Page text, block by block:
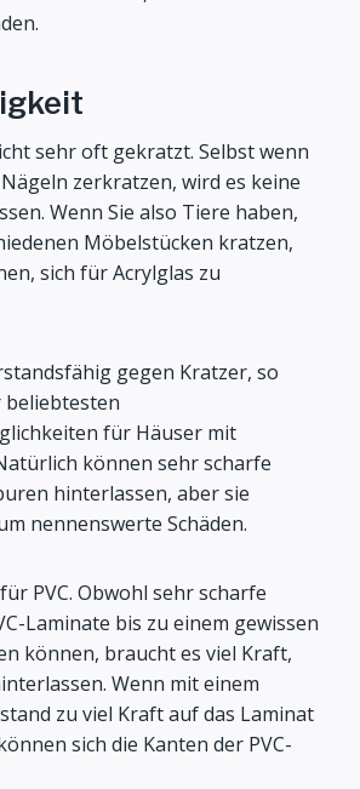
sehr oft gekratzt. Selbst wenn
zerkratzen, wird es keine
Wenn Sie also Tiere haben,
Möbelstücken kratzen,
sich für Acrylglas zu
gegen Kratzer, so
beliebtesten
für Häuser mit
können sehr scharfe
hinterlassen, aber sie
nennenswerte Schäden.
PVC. Obwohl sehr scharfe
Laminate bis zu einem gewissen
können, braucht es viel Kraft,
Wenn mit einem
zu viel Kraft auf das Laminat
sich die Kanten der PVC-